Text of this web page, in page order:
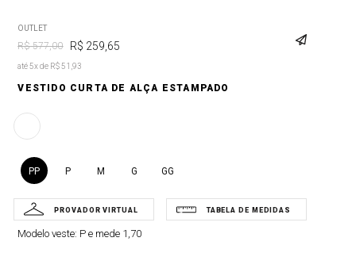
OUTLET
R$ 577,00 R$ 259 65
até 5x de R$ 51,93
VESTIDO CURTA DE ALÇA ESTAMPADO
PP P M G GG
Modelo veste: P e mede 1,70